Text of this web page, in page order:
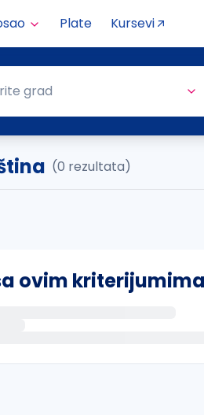
Plate Kursevi
grad
(0 rezultata)
ovim